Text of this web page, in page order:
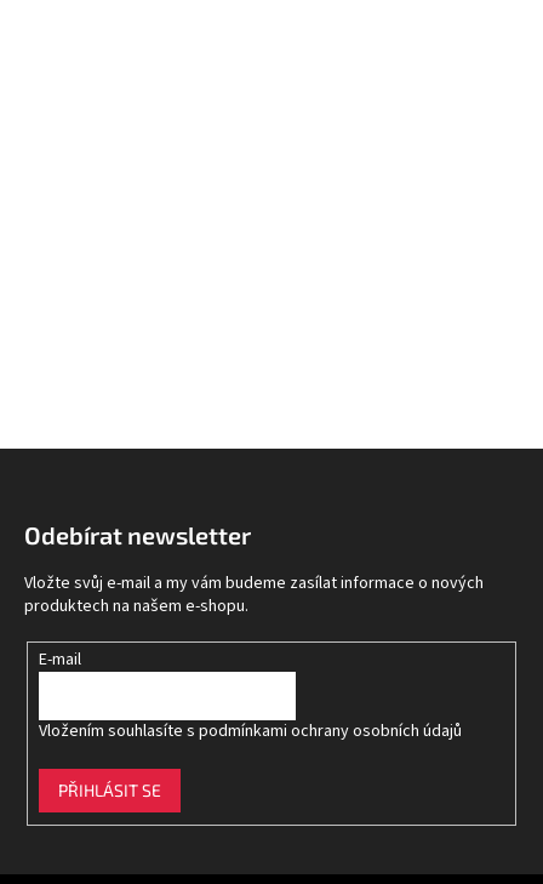
Odebírat newsletter
Vložte svůj e-mail a my vám budeme zasílat informace o nových
produktech na našem e-shopu.
E-mail
Vložením souhlasíte s podmínkami ochrany osobních údajů
PŘIHLÁSIT SE